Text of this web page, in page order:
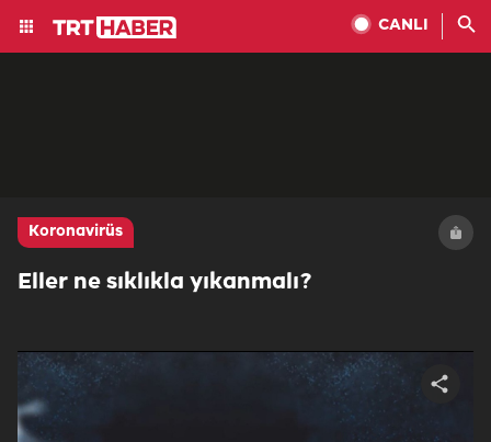
CANLI
Koronavirüs
Eller ne sıklıkla yıkanmalı?
Share